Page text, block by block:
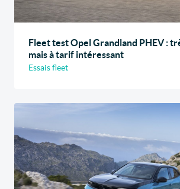
Fleet test Opel Grandland PHEV :
mais à tarif intéressant
Essais fleet